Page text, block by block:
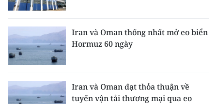
Iran và Oman thống nhất mở eo biển
Hormuz 60 ngày
Iran và Oman đạt thỏa thuận về
tuyến vận tải thương mại qua eo